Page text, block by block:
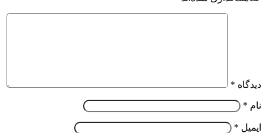
دیدگاه *
نام *
ایمیل *